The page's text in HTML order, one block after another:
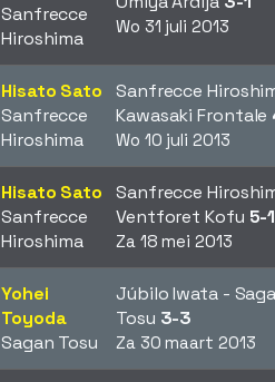
Sanfrecce
Hiroshima
Wo 31 juli 2013
Hisato Sato
Sanfrecce
Hiroshima
Sanfrecce
Kawasaki Frontale
Wo 10 juli 2013
Hisato Sato
Sanfrecce
Hiroshima
Sanfrecce
Ventforet Kofu 5-1
Za 18 mei 2013
Yohei
Toyoda
Sagan Tosu
Júbilo Iwata -
Tosu 3-3
Za 30 maart 2013